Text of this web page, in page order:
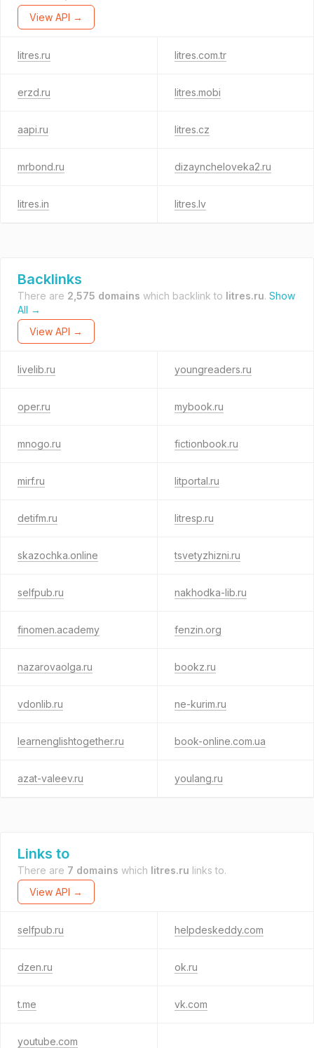
View API →
litres.ru litres.com.tr
erzd.ru litres.mobi
aapi.ru litres.cz
mrbond.ru dizayncheloveka2.ru
litres.in litres.lv
Backlinks
There are 2,575 domains which backlink to litres.ru. Show
All →
View API →
livelib.ru youngreaders.ru
oper.ru mybook.ru
mnogo.ru fictionbook.ru
mirf.ru litportal.ru
detifm.ru litresp.ru
skazochka.online tsvetyzhizni.ru
selfpub.ru nakhodka-lib.ru
finomen.academy fenzin.org
nazarovaolga.ru bookz.ru
vdonlib.ru ne-kurim.ru
learnenglishtogether.ru book-online.com.ua
azat-valeev.ru youlang.ru
Links to
There are 7 domains which litres.ru links to.
View API →
selfpub.ru helpdeskeddy.com
dzen.ru ok.ru
t.me vk.com
youtube.com